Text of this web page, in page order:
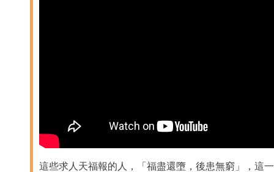
這些求人天福報的人，「福盡還墮，後患無窮」，這